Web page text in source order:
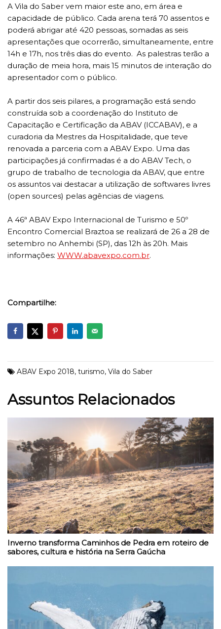
A Vila do Saber vem maior este ano, em área e
capacidade de público. Cada arena terá 70 assentos e
poderá abrigar até 420 pessoas, somadas as seis
apresentações que ocorrerão, simultaneamente, entre
14h e 17h, nos três dias do evento. As palestras terão a
duração de meia hora, mais 15 minutos de interação do
apresentador com o público.
A partir dos seis pilares, a programação está sendo
construída sob a coordenação do Instituto de
Capacitação e Certificação da ABAV (ICCABAV), e a
curadoria da Mestres da Hospitalidade, que teve
renovada a parceria com a ABAV Expo. Uma das
participações já confirmadas é a do ABAV Tech, o
grupo de trabalho de tecnologia da ABAV, que entre
os assuntos vai destacar a utilização de softwares livres
(open sources) pelas agências de viagens.
A 46ª ABAV Expo Internacional de Turismo e 50º
Encontro Comercial Braztoa se realizará de 26 a 28 de
setembro no Anhembi (SP), das 12h às 20h. Mais
informações: WWW.abavexpo.com.br.
Compartilhe:
ABAV Expo 2018, turismo, Vila do Saber
Assuntos Relacionados
Inverno transforma Caminhos de Pedra em roteiro de
sabores, cultura e história na Serra Gaúcha